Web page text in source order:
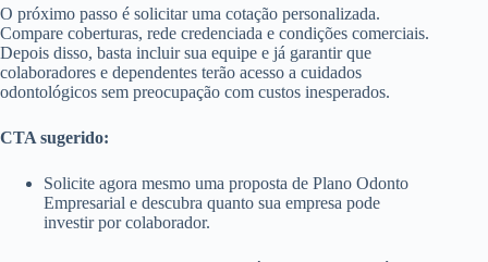
O próximo passo é solicitar uma cotação personalizada.
Compare coberturas, rede credenciada e condições comerciais.
Depois disso, basta incluir sua equipe e já garantir que
colaboradores e dependentes terão acesso a cuidados
odontológicos sem preocupação com custos inesperados.
CTA sugerido:
Solicite agora mesmo uma proposta de Plano Odonto
Empresarial e descubra quanto sua empresa pode
investir por colaborador.